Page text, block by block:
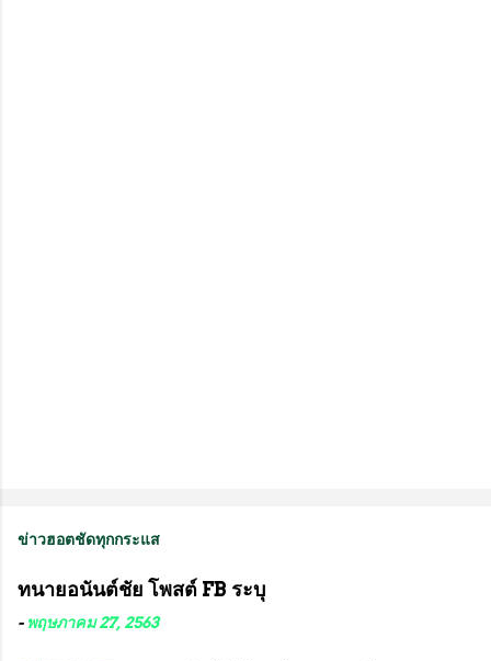
ข่าวฮอตชัดทุกกระแส
ทนายอนันต์ชัย โพสต์ FB ระบุ
- พฤษภาคม 27, 2563